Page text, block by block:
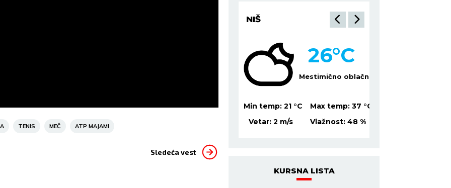
TENIS MEČ ATP MAJAMI
Sledeća vest
23 °C Max temp:39 °C
Vlažnost:
Min temp:23 °C Max temp:
NIŠ
Mestimično oblačno
26°C
Min temp: 21 °C Max temp: 37 °C
Vetar: 2 m/s Vlažnost: 48 %
KURSNA LISTA